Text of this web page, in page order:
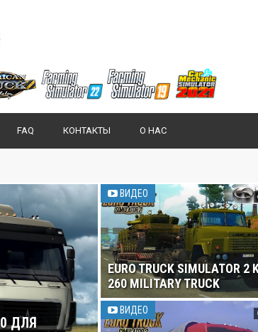
FAQ КОНТАКТЫ О НАС
ДЛЯ
ВИДЕО
EURO TRUCK SIMULATOR 2
260 MILITARY TRUCK
ВИДЕО